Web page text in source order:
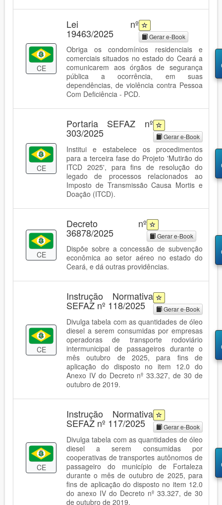
CE
Lei nº
19463/2025 Gerar e-Book
Obriga os condomínios residenciais e
comerciais situados no estado do Ceará a
comunicarem aos órgãos de segurança
pública a ocorrência, em suas
dependências, de violência contra Pessoa
Com Deficiência - PCD.
CE
Portaria SEFAZ nº
303/2025 Gerar e-Book
Institui e estabelece os procedimentos
para a terceira fase do Projeto 'Mutirão do
ITCD 2025', para fins de resolução do
legado de processos relacionados ao
Imposto de Transmissão Causa Mortis e
Doação (ITCD).
CE
Decreto nº
36878/2025 Gerar e-Book
Dispõe sobre a concessão de subvenção
econômica ao setor aéreo no estado do
Ceará, e dá outras providências.
CE
Instrução Normativa
SEFAZ nº 118/2025 Gerar e-Book
Divulga tabela com as quantidades de óleo
diesel a serem consumidas por empresas
operadoras de transporte rodoviário
intermunicipal de passageiros durante o
mês outubro de 2025, para fins de
aplicação do disposto no item 12.0 do
Anexo IV do Decreto nº 33.327, de 30 de
outubro de 2019.
CE
Instrução Normativa
SEFAZ nº 117/2025 Gerar e-Book
Divulga tabela com as quantidades de óleo
diesel a serem consumidas por
cooperativas de transportes autônomos de
passageiro do município de Fortaleza
durante o mês de outubro de 2025, para
fins de aplicação do disposto no item 12.0
do anexo IV do Decreto nº 33.327, de 30
de outubro de 2019.